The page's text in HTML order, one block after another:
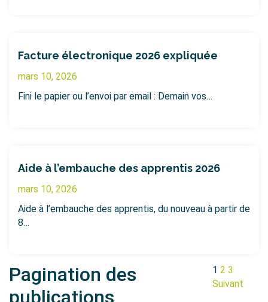
Facture électronique 2026 expliquée
mars 10, 2026
Fini le papier ou l’envoi par email : Demain vos…
Aide à l’embauche des apprentis 2026
mars 10, 2026
Aide à l’embauche des apprentis, du nouveau à partir de
8…
Pagination des
publications
1 2 3
Suivant